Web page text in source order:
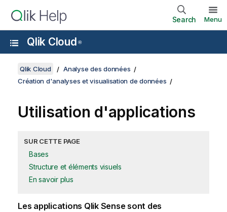
Search Menu
Qlik Cloud ®
Qlik Cloud
Analyse des données
Création d'analyses et visualisation de données
Utilisation d'applications
SUR CETTE PAGE
Bases
Structure et éléments visuels
En savoir plus
Les applications Qlik Sense sont des